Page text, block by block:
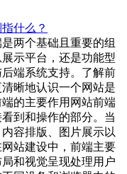
两个基础且重要的组
示平台，还是功能型
端系统支持。了解前
晰地认识一个网站是
的主要作用网站前端
到和操作的部分。当
容排版、图片展示以
站建设中，前端主要
和视觉呈现处理用户